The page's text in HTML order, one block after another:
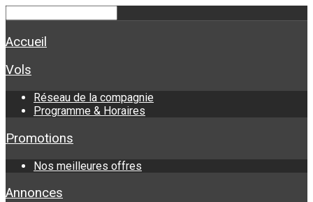
Accueil
Vols
Réseau de la compagnie
Programme & Horaires
Promotions
Nos meilleures offres
Annonces